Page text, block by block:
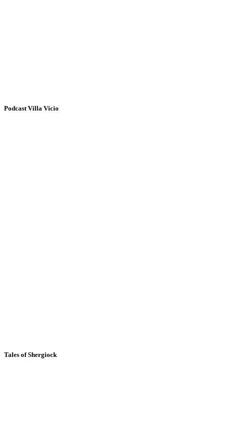
Podcast Villa Vicio
Tales of Shergiock